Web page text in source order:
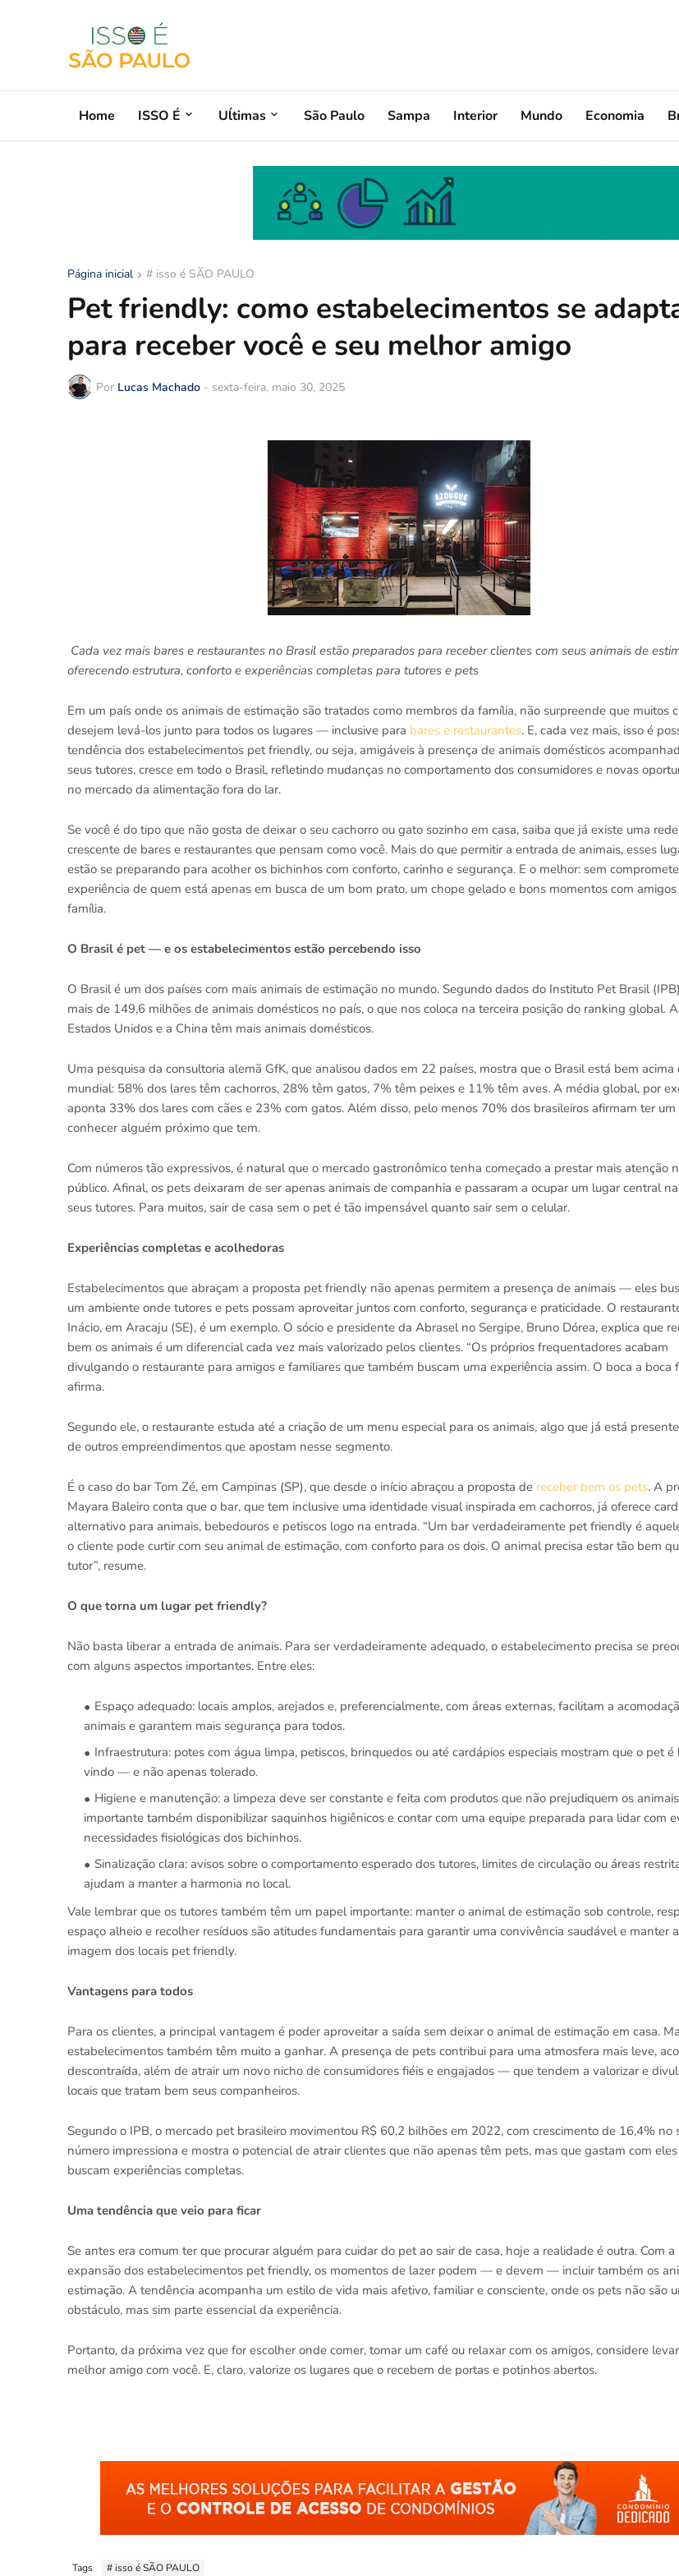
Home ISSO É Uĺtimas São Paulo Sampa Interior Mundo Economia
Página inicial # isso é SÃO PAULO
Pet friendly: como estabelecimentos se
para receber você e seu melhor amigo
Por Lucas Machado - sexta-feira, maio 30, 2025
Cada vez mais bares e restaurantes no Brasil estão preparados para receber clientes com seus animais de
oferecendo estrutura, conforto e experiências completas para tutores e pets
Em um país onde os animais de estimação são tratados como membros da família, não surpreende que muitos
desejem levá-los junto para todos os lugares — inclusive para bares e restaurantes. E, cada vez mais, isso é
tendência dos estabelecimentos pet friendly, ou seja, amigáveis à presença de animais domésticos
seus tutores, cresce em todo o Brasil, refletindo mudanças no comportamento dos consumidores e novas
no mercado da alimentação fora do lar.
Se você é do tipo que não gosta de deixar o seu cachorro ou gato sozinho em casa, saiba que já existe uma rede
crescente de bares e restaurantes que pensam como você. Mais do que permitir a entrada de animais, esses
estão se preparando para acolher os bichinhos com conforto, carinho e segurança. E o melhor: sem
experiência de quem está apenas em busca de um bom prato, um chope gelado e bons momentos com amigos
família.
O Brasil é pet — e os estabelecimentos estão percebendo isso
O Brasil é um dos países com mais animais de estimação no mundo. Segundo dados do Instituto Pet Brasil
mais de 149,6 milhões de animais domésticos no país, o que nos coloca na terceira posição do ranking global.
Estados Unidos e a China têm mais animais domésticos.
Uma pesquisa da consultoria alemã GfK, que analisou dados em 22 países, mostra que o Brasil está bem acima
mundial: 58% dos lares têm cachorros, 28% têm gatos, 7% têm peixes e 11% têm aves. A média global, por
aponta 33% dos lares com cães e 23% com gatos. Além disso, pelo menos 70% dos brasileiros afirmam ter
conhecer alguém próximo que tem.
Com números tão expressivos, é natural que o mercado gastronômico tenha começado a prestar mais atenção
público. Afinal, os pets deixaram de ser apenas animais de companhia e passaram a ocupar um lugar central
seus tutores. Para muitos, sair de casa sem o pet é tão impensável quanto sair sem o celular.
Experiências completas e acolhedoras
Estabelecimentos que abraçam a proposta pet friendly não apenas permitem a presença de animais — eles
um ambiente onde tutores e pets possam aproveitar juntos com conforto, segurança e praticidade. O
Inácio, em Aracaju (SE), é um exemplo. O sócio e presidente da Abrasel no Sergipe, Bruno Dórea, explica que
bem os animais é um diferencial cada vez mais valorizado pelos clientes. “Os próprios frequentadores acabam
divulgando o restaurante para amigos e familiares que também buscam uma experiência assim. O boca a boca
afirma.
Segundo ele, o restaurante estuda até a criação de um menu especial para os animais, algo que já está
de outros empreendimentos que apostam nesse segmento.
É o caso do bar Tom Zé, em Campinas (SP), que desde o início abraçou a proposta de receber bem os pets. A
Mayara Baleiro conta que o bar, que tem inclusive uma identidade visual inspirada em cachorros, já oferece
alternativo para animais, bebedouros e petiscos logo na entrada. “Um bar verdadeiramente pet friendly é
o cliente pode curtir com seu animal de estimação, com conforto para os dois. O animal precisa estar tão bem
tutor”, resume.
O que torna um lugar pet friendly?
Não basta liberar a entrada de animais. Para ser verdadeiramente adequado, o estabelecimento precisa se
com alguns aspectos importantes. Entre eles:
Espaço adequado: locais amplos, arejados e, preferencialmente, com áreas externas, facilitam a
animais e garantem mais segurança para todos.
Infraestrutura: potes com água limpa, petiscos, brinquedos ou até cardápios especiais mostram que o pet é
vindo — e não apenas tolerado.
Higiene e manutenção: a limpeza deve ser constante e feita com produtos que não prejudiquem os
importante também disponibilizar saquinhos higiênicos e contar com uma equipe preparada para lidar com
necessidades fisiológicas dos bichinhos.
Sinalização clara: avisos sobre o comportamento esperado dos tutores, limites de circulação ou áreas
ajudam a manter a harmonia no local.
Vale lembrar que os tutores também têm um papel importante: manter o animal de estimação sob controle,
espaço alheio e recolher resíduos são atitudes fundamentais para garantir uma convivência saudável e manter
imagem dos locais pet friendly.
Vantagens para todos
Para os clientes, a principal vantagem é poder aproveitar a saída sem deixar o animal de estimação em casa.
estabelecimentos também têm muito a ganhar. A presença de pets contribui para uma atmosfera mais leve,
descontraída, além de atrair um novo nicho de consumidores fiéis e engajados — que tendem a valorizar e
locais que tratam bem seus companheiros.
Segundo o IPB, o mercado pet brasileiro movimentou R$ 60,2 bilhões em 2022, com crescimento de 16,4% no
número impressiona e mostra o potencial de atrair clientes que não apenas têm pets, mas que gastam com
buscam experiências completas.
Uma tendência que veio para ficar
Se antes era comum ter que procurar alguém para cuidar do pet ao sair de casa, hoje a realidade é outra. Com a
expansão dos estabelecimentos pet friendly, os momentos de lazer podem — e devem — incluir também os
estimação. A tendência acompanha um estilo de vida mais afetivo, familiar e consciente, onde os pets não são
obstáculo, mas sim parte essencial da experiência.
Portanto, da próxima vez que for escolher onde comer, tomar um café ou relaxar com os amigos, considere
melhor amigo com você. E, claro, valorize os lugares que o recebem de portas e potinhos abertos.
Tags # isso é SÃO PAULO